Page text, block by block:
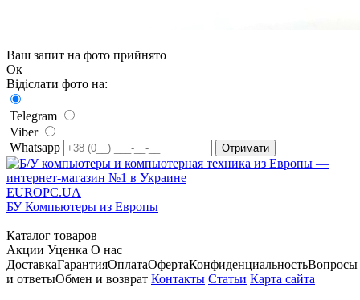
Ваш запит на фото прийнято
Ок
Відіслати фото на:
Telegram
Viber
Whatsapp
EUROPC.UA
БУ Компьютеры из Европы
Каталог товаров
Акции Уценка О нас
ДоставкаГарантияОплатаОфертаКонфиденциальностьВопросы
и ответыОбмен и возврат Контакты Статьи Карта сайта